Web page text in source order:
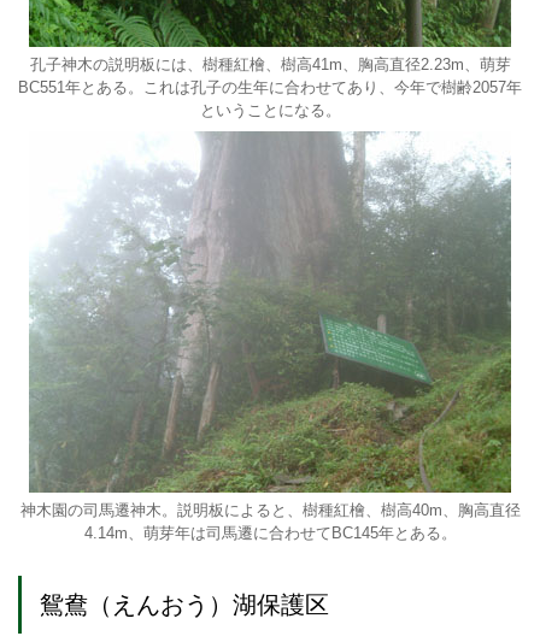
孔子神木の説明板には、樹種紅檜、樹高41m、胸高直径2.23m、萌芽
BC551年とある。これは孔子の生年に合わせてあり、今年で樹齢2057年
ということになる。
神木園の司馬遷神木。説明板によると、樹種紅檜、樹高40m、胸高直径
4.14m、萌芽年は司馬遷に合わせてBC145年とある。
鴛鴦（えんおう）湖保護区